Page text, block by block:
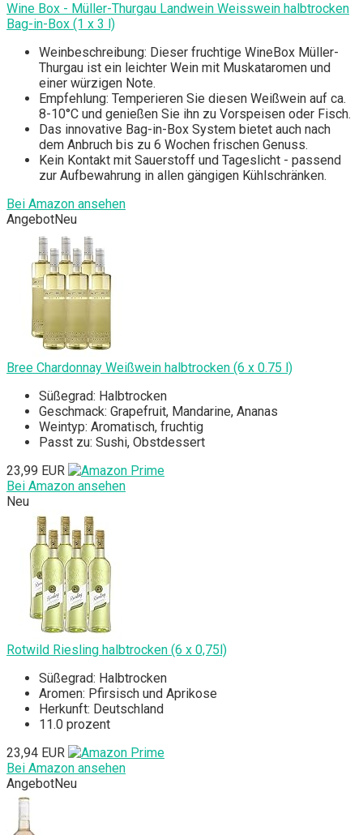
Wine Box - Müller-Thurgau Landwein Weisswein halbtrocken
Bag-in-Box (1 x 3 l)
Weinbeschreibung: Dieser fruchtige WineBox Müller-
Thurgau ist ein leichter Wein mit Muskataromen und
einer würzigen Note.
Empfehlung: Temperieren Sie diesen Weißwein auf ca.
8-10°C und genießen Sie ihn zu Vorspeisen oder Fisch.
Das innovative Bag-in-Box System bietet auch nach
dem Anbruch bis zu 6 Wochen frischen Genuss.
Kein Kontakt mit Sauerstoff und Tageslicht - passend
zur Aufbewahrung in allen gängigen Kühlschränken.
Bei Amazon ansehen
AngebotNeu
Bree Chardonnay Weißwein halbtrocken (6 x 0.75 l)
Süßegrad: Halbtrocken
Geschmack: Grapefruit, Mandarine, Ananas
Weintyp: Aromatisch, fruchtig
Passt zu: Sushi, Obstdessert
23,99 EUR
Bei Amazon ansehen
Neu
Rotwild Riesling halbtrocken (6 x 0,75l)
Süßegrad: Halbtrocken
Aromen: Pfirsisch und Aprikose
Herkunft: Deutschland
11.0 prozent
23,94 EUR
Bei Amazon ansehen
AngebotNeu